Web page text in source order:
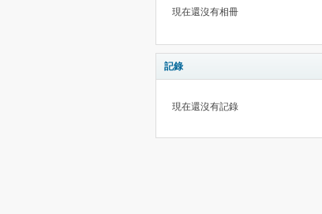
現在還沒有相冊
記錄
現在還沒有記錄